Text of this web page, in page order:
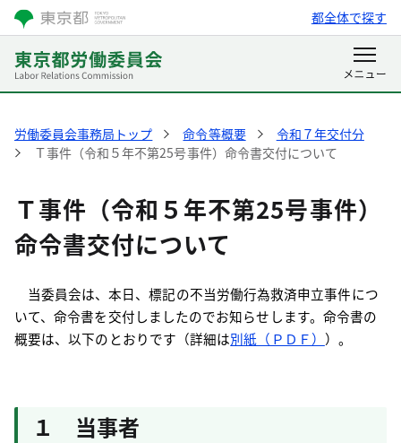
都全体で探す
労働委員会事務局トップ 命令等概要
令和７年交付分
Ｔ事件（令和５年不第25号事件）命令書交付について
Ｔ事件（令和５年不第25号事件）
命令書交付について
当委員会は、本日、標記の不当労働行為救済申立事件につ
いて、命令書を交付しましたのでお知らせします。命令書の
概要は、以下のとおりです（詳細は別紙（ＰＤＦ） ）。
１ 当事者